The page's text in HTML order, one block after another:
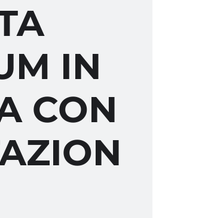
IN
CON